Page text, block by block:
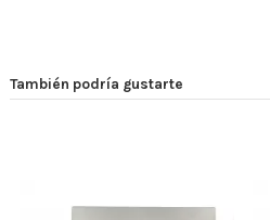
También podría gustarte